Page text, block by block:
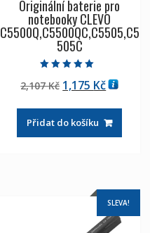
Originální baterie pro
notebooky CLEVO
C5500Q,C5500QC,C5505,C5
505C
5.00
z 5
2,107Kč Původní
byla:
2,107 Kč
1,175 Kč
je:
1,175 Kč
Přidat do košíku
SLEVA!